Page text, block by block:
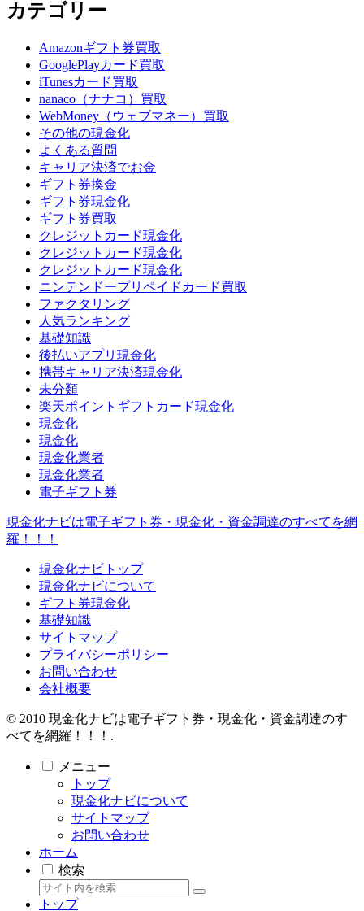
カテゴリー
Amazonギフト券買取
GooglePlayカード買取
iTunesカード買取
nanaco（ナナコ）買取
WebMoney（ウェブマネー）買取
その他の現金化
よくある質問
キャリア決済でお金
ギフト券換金
ギフト券現金化
ギフト券買取
クレジットカード現金化
クレジットカード現金化
クレジットカード現金化
ニンテンドープリペイドカード買取
ファクタリング
人気ランキング
基礎知識
後払いアプリ現金化
携帯キャリア決済現金化
未分類
楽天ポイントギフトカード現金化
現金化
現金化
現金化業者
現金化業者
電子ギフト券
現金化ナビは電子ギフト券・現金化・資金調達のすべてを網
羅！！！
現金化ナビトップ
現金化ナビについて
ギフト券現金化
基礎知識
サイトマップ
プライバシーポリシー
お問い合わせ
会社概要
© 2010 現金化ナビは電子ギフト券・現金化・資金調達のす
べてを網羅！！！.
メニュー
トップ
現金化ナビについて
サイトマップ
お問い合わせ
ホーム
検索
トップ